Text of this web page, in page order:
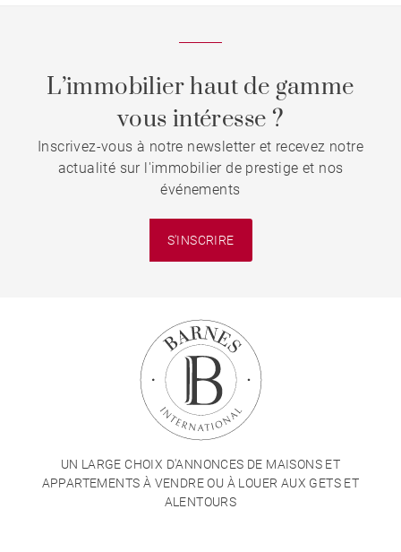
L’immobilier haut de gamme
vous intéresse ?
Inscrivez-vous à notre newsletter et recevez notre
actualité sur l'immobilier de prestige et nos
événements
S'INSCRIRE
UN LARGE CHOIX D'ANNONCES DE MAISONS ET
APPARTEMENTS À VENDRE OU À LOUER AUX GETS ET
ALENTOURS